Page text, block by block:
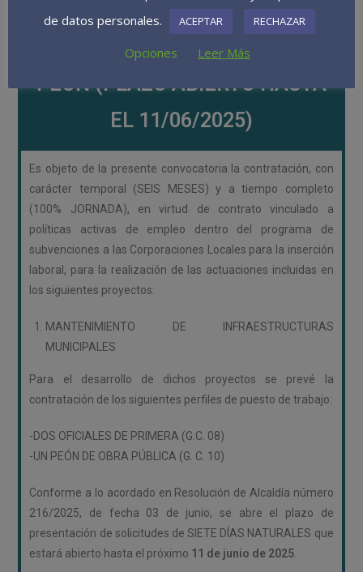
CONTRATACIÓN DE DOS
OFICIALES DE PRIMERA Y UN
PÉON (PLAZO ABIERTO HASTA
EL 11/06/2025)
Es objeto de la presente convocatoria la contratación, con
carácter temporal (SEIS MESES) y a tiempo completo
(100% JORNADA), en virtud de contrato vinculado a
políticas activas de empleo dentro del programa de
subvenciones a las Corporaciones Locales para la inserción
laboral, para la realización de las actuaciones incluidas en
los siguientes proyectos:
MANTENIMIENTO DE INFRAESTRUCTURAS
MUNICIPALES
Para el desarrollo de dichos proyectos se prevé la
contratación de los siguientes perfiles de puesto de trabajo:
-DOS OFICIALES DE PRIMERA (G.C. 08)
-UN PEÓN DE OBRA PÚBLICA (G. C. 10)
Conforme a lo acordado en Resolución de Alcaldía número
216/2025, de fecha 03 de junio, se abre el plazo de
presentación de solicitudes de SIETE DÍAS NATURALES que
estará abierto hasta el próximo 11 de junio de 2025
de datos personales.
ACEPTAR RECHAZAR
Opciones Leer Más